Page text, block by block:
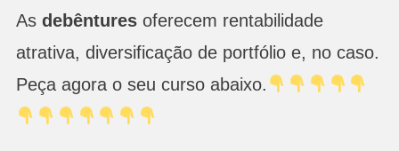
As debênturesoferecem rentabilidade
atrativa, diversificação de portfólio e, no caso.
Peça agora o seu curso abaixo.